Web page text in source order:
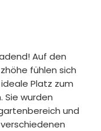
Auf den
fühlen sich
Platz zum
Sie wurden
und